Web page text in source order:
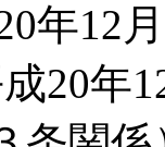
年12
20年